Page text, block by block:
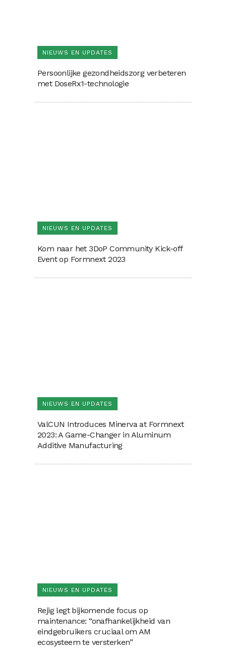
NIEUWS EN UPDATES
Persoonlijke gezondheidszorg verbeteren
met DoseRx1-technologie
NIEUWS EN UPDATES
Kom naar het 3DoP Community Kick-off
Event op Formnext 2023
NIEUWS EN UPDATES
ValCUN Introduces Minerva at Formnext
2023: A Game-Changer in Aluminum
Additive Manufacturing
NIEUWS EN UPDATES
Rejig legt bijkomende focus op
maintenance: “onafhankelijkheid van
eindgebruikers cruciaal om AM
ecosysteem te versterken”